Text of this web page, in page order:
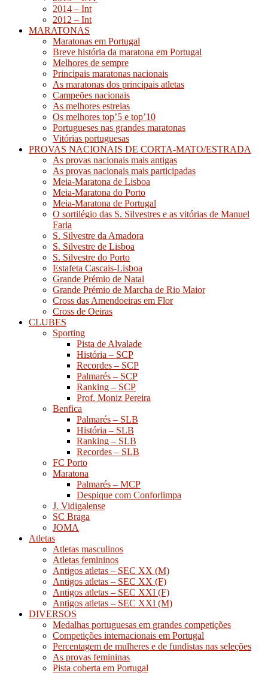
2014 – Int
2012 – Int
MARATONAS
Maratonas em Portugal
Breve história da maratona em Portugal
Melhores de sempre
Principais maratonas nacionais
As maratonas dos principais atletas
Campeões nacionais
As melhores estreias
Os melhores top’5 e top’10
Portugueses nas grandes maratonas
Vitórias portuguesas
PROVAS NACIONAIS DE CORTA-MATO/ESTRADA
As provas nacionais mais antigas
As provas nacionais mais participadas
Meia-Maratona de Lisboa
Meia-Maratona do Porto
Meia-Maratona de Portugal
O sortilégio das S. Silvestres e as vitórias de Manuel
Faria
S. Silvestre da Amadora
S. Silvestre de Lisboa
S. Silvestre do Porto
Estafeta Cascais-Lisboa
Grande Prémio de Natal
Grande Prémio de Marcha de Rio Maior
Cross das Amendoeiras em Flor
Cross de Oeiras
CLUBES
Sporting
Pista de Alvalade
História – SCP
Recordes – SCP
Palmarés – SCP
Ranking – SCP
Prof. Moniz Pereira
Benfica
Palmarés – SLB
História – SLB
Ranking – SLB
Recordes – SLB
FC Porto
Maratona
Palmarés – MCP
Despique com Conforlimpa
J. Vidigalense
SC Braga
JOMA
Atletas
Atletas masculinos
Atletas femininos
Antigos atletas – SEC XX (M)
Antigos atletas – SEC XX (F)
Antigos atletas – SEC XXI (F)
Antigos atletas – SEC XXI (M)
DIVERSOS
Medalhas portuguesas em grandes competições
Competições internacionais em Portugal
Percentagem de mulheres e de fundistas nas seleções
As provas femininas
Pista coberta em Portugal